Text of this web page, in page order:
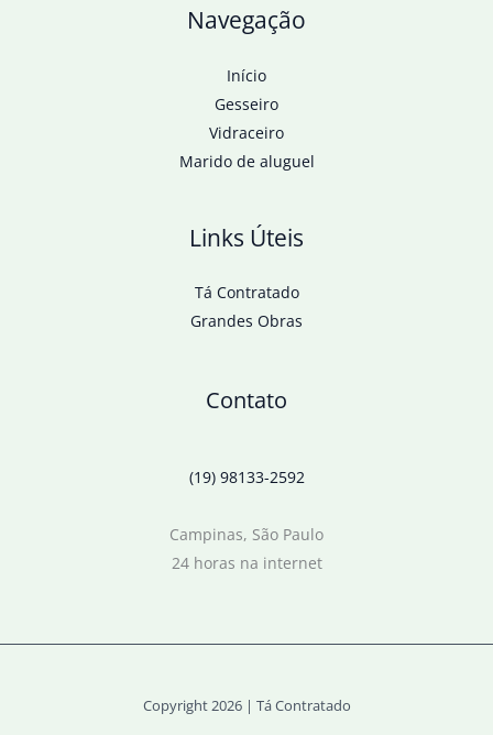
Navegação
Início
Gesseiro
Vidraceiro
Marido de aluguel
Links Úteis
Tá Contratado
Grandes Obras
Contato
(19) 98133-2592
Campinas, São Paulo
24 horas na internet
Copyright 2026 | Tá Contratado